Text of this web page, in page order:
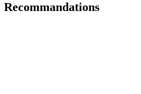
Recommandations